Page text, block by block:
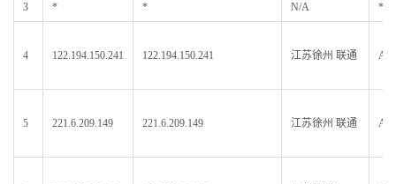
3 * * N/A *
4 122.194.150.241 122.194.150.241 江苏徐州 联通
5 221.6.209.149 221.6.209.149 江苏徐州 联通